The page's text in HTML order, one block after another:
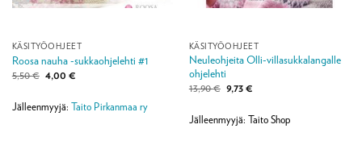
KÄSITYÖOHJEET
Roosa nauha -sukkaohjelehti #1
5,50€ Alkuperäinen
hinta
5,50 €.
4,00 €Nykyinen
4,00 €.
Jälleenmyyjä: Taito Pirkanmaa ry
KÄSITYÖOHJEET
Neuleohjeita Olli-villasukkalangalle
ohjelehti
13,90€ Alkuperäinen
hinta
13,90 €.
9,73€Nykyinen
9,73 €.
Jälleenmyyjä: Taito Shop